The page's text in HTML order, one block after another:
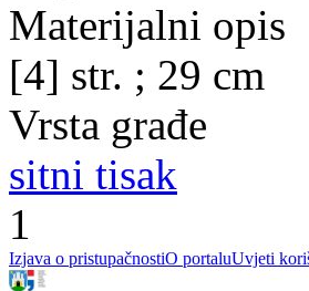
Materijalni opis
[4] str. ; 29 cm
Vrsta građe
sitni tisak
1
Izjava o pristupačnostiO portaluUvjeti